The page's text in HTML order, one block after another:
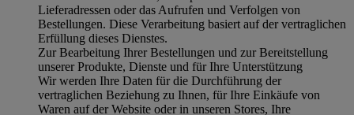
Lieferadressen oder das Aufrufen und Verfolgen von
Bestellungen. Diese Verarbeitung basiert auf der vertraglichen
Erfüllung dieses Dienstes.
Zur Bearbeitung Ihrer Bestellungen und zur Bereitstellung
unserer Produkte, Dienste und für Ihre Unterstützung
Wir werden Ihre Daten für die Durchführung der
vertraglichen Beziehung zu Ihnen, für Ihre Einkäufe von
Waren auf der Website oder in unseren Stores, Ihre